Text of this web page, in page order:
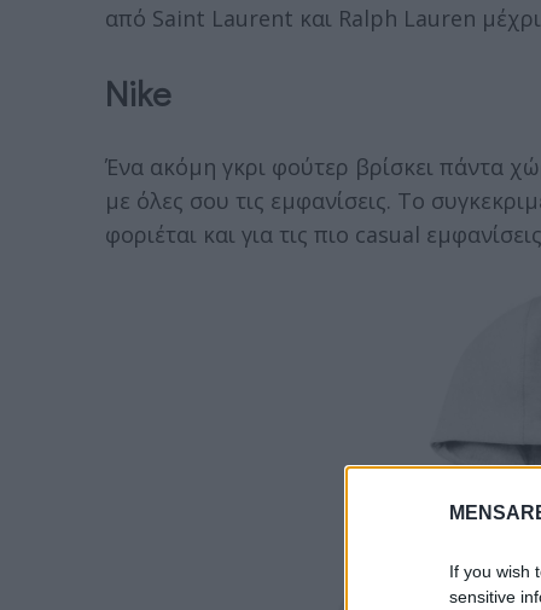
If you wish
sensitive
από Saint Laurent και Ralph Lauren
Nike
Ένα ακόμη γκρι φούτερ βρίσκει πάντα
με όλες σου τις εμφανίσεις. Το
φοριέται και για τις πιο casual